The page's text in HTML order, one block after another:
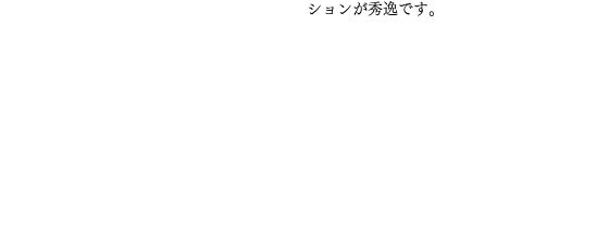
ションが秀逸です。